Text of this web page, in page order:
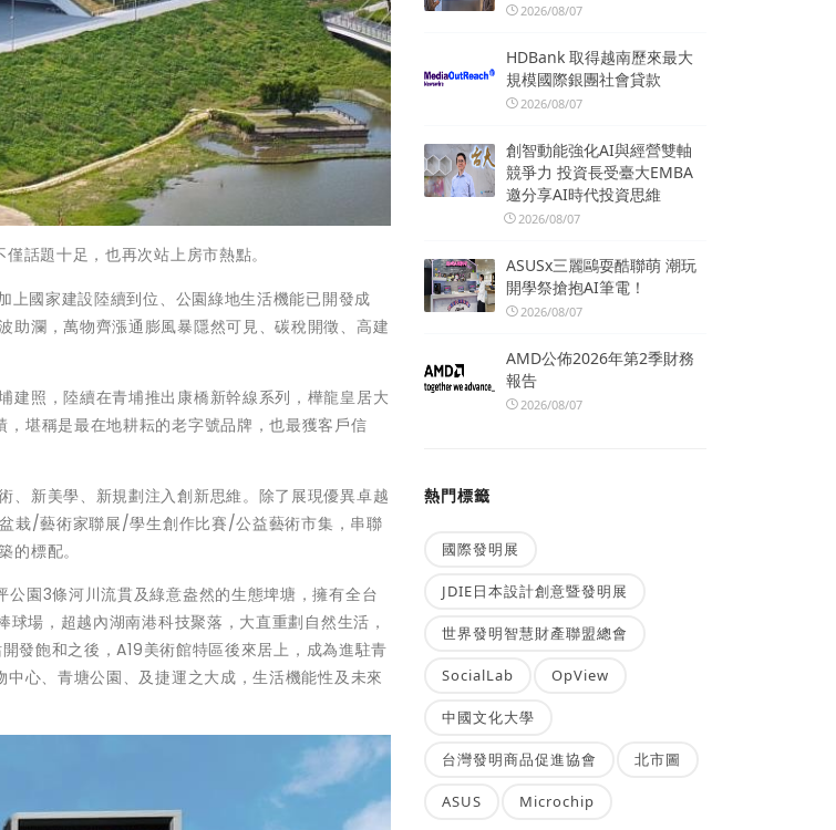
話題十足，也再次站上房市熱點。
上國家建設陸續到位、公園綠地生活機能已開發成
助瀾，萬物齊漲通膨風暴隱然可見、碳稅開徵、高建
建照，陸續在青埔推出康橋新幹線系列，樺龍皇居大
堪稱是最在地耕耘的老字號品牌，也最獲客戶信
、新美學、新規劃注入創新思維。除了展現優異卓越
栽/藝術家聯展/學生創作比賽/公益藝術市集，串聯
標配。
園3條河川流貫及綠意盎然的生態埤塘，擁有全台
場，超越內湖南港科技聚落，大直重劃自然生活，
發飽和之後，A19美術館特區後來居上，成為進駐青
心、青塘公園、及捷運之大成，生活機能性及未來
2026/08/07
HDBank 取得越南歷來最大
規模國際銀團社會貸款
2026/08/07
創智動能強化AI與經營雙軸
競爭力 投資長受臺大EMBA
邀分享AI時代投資思維
2026/08/07
ASUSx三麗鷗耍酷聯萌 潮玩
開學祭搶抱AI筆電！
2026/08/07
AMD公佈2026年第2季財務
報告
2026/08/07
熱門標籤
國際發明展
JDIE日本設計創意暨發明展
世界發明智慧財產聯盟總會
SocialLab OpView
中國文化大學
台灣發明商品促進協會 北市圖
ASUS Microchip